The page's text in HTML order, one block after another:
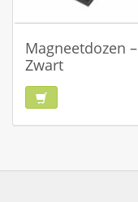
Magneetdozen –
Zwart